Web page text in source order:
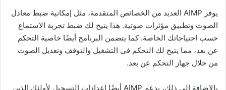
يوفر AIMP العديد من الخصائص المتقدمة، مثل إمكانية ضبط معادل
الصوت وتطبيق مؤثرات صوتية. هذا يتيح لك ضبط تجربة الاستماع
حسب احتياجاتك الخاصة. كما يتضمن البرنامج أيضًا خاصية التحكم
عن بعد، مما يتيح لك التحكم فى التشغيل والتوقف وتعديل الصوت
من خلال جهاز التحكم عن بعد.
بالإضافة إلى ذلك، يدعم AIMP أيضًا إعدادات التسجيل لأولئك الذين